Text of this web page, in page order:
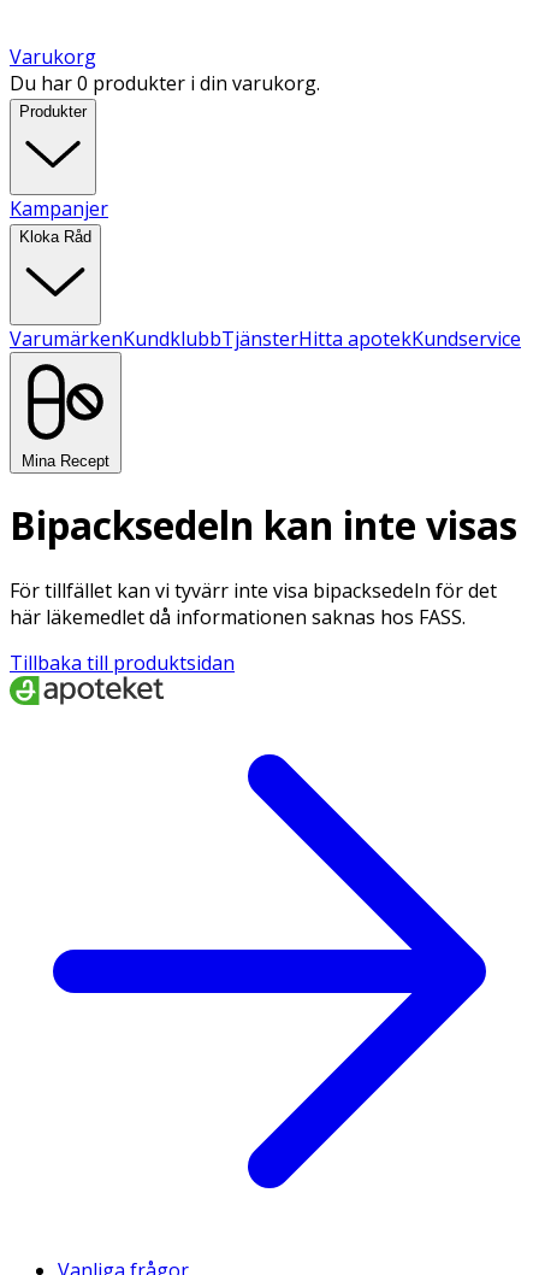
Varukorg
Du har 0 produkter i din varukorg.
Produkter
Kampanjer
Kloka Råd
VarumärkenKundklubbTjänsterHitta apotekKundservice
Mina Recept
Bipacksedeln kan inte visas
För tillfället kan vi tyvärr inte visa bipacksedeln för det
här läkemedlet då informationen saknas hos FASS.
Tillbaka till produktsidan